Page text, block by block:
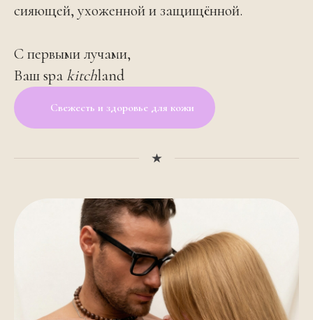
сияющей, ухоженной и защищённой.
С первыми лучами,
Ваш spakitchland
Свежесть и здоровье для кожи